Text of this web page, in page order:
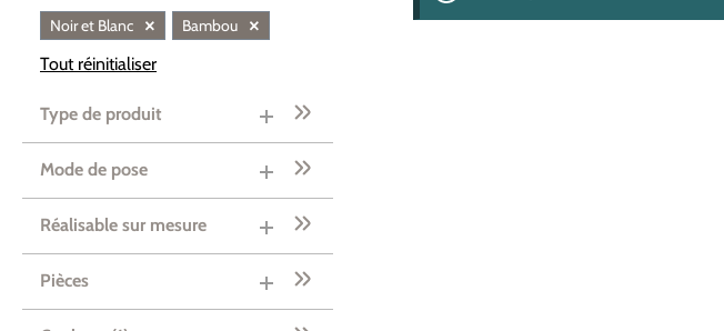
Noir et Blanc × Bambou ×
Tout réinitialiser
Type de produit
Mode de pose
Réalisable sur mesure
Pièces